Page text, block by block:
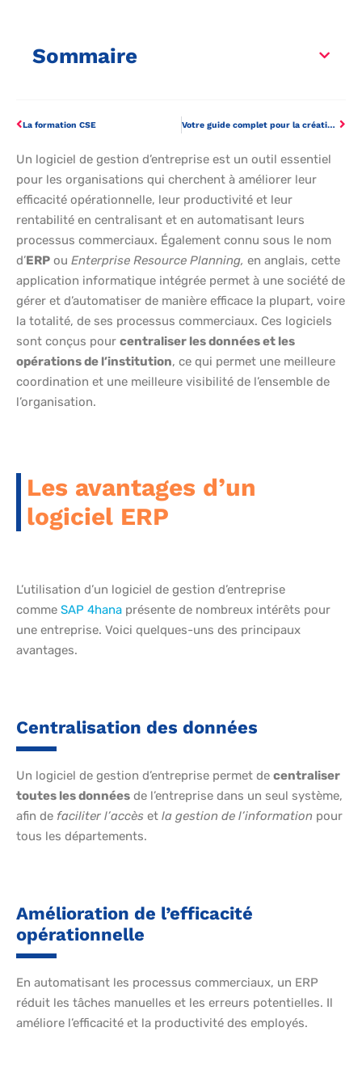
Sommaire
La formation CSE Votre guide complet pour la création de sites Web à Poitiers : meilleures agences et freelances
Un logiciel de gestion d’entreprise est un outil essentiel
pour les organisations qui cherchent à améliorer leur
efficacité opérationnelle, leur productivité et leur
rentabilité en centralisant et en automatisant leurs
processus commerciaux. Également connu sous le nom
d’ERP ou Enterprise Resource Planning, en anglais, cette
application informatique intégrée permet à une société de
gérer et d’automatiser de manière efficace la plupart, voire
la totalité, de ses processus commerciaux. Ces logiciels
sont conçus pour centraliser les données et les
opérations de l’institution, ce qui permet une meilleure
coordination et une meilleure visibilité de l’ensemble de
l’organisation.
Les avantages d’un
logiciel ERP
L’utilisation d’un logiciel de gestion d’entreprise
comme SAP 4hana présente de nombreux intérêts pour
une entreprise. Voici quelques-uns des principaux
avantages.
Centralisation des données
Un logiciel de gestion d’entreprise permet de centraliser
toutes les données de l’entreprise dans un seul système,
afin de faciliter l’accès et la gestion de l’information pour
tous les départements.
Amélioration de l’efficacité
opérationnelle
En automatisant les processus commerciaux, un ERP
réduit les tâches manuelles et les erreurs potentielles. Il
améliore l’efficacité et la productivité des employés.